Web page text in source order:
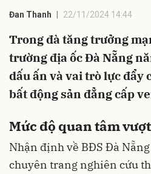
Đan Thanh 22/11/2024 14:44
Trong đà tăng trưởng
trường địa ốc Đà Nẵng
dấu ấn và vai trò lực đẩy
bất động sản đẳng cấp
Mức độ quan tâm
Nhận định về BĐS Đà
chuyên trang nghiên cứu